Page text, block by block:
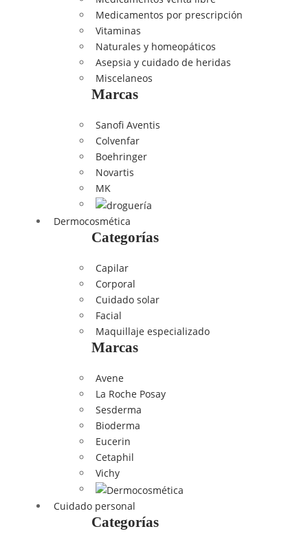
Medicamentos por prescripción
Vitaminas
Naturales y homeopáticos
Asepsia y cuidado de heridas
Miscelaneos
Marcas
Sanofi Aventis
Colvenfar
Boehringer
Novartis
MK
Dermocosmética
Categorías
Capilar
Corporal
Cuidado solar
Facial
Maquillaje especializado
Marcas
Avene
La Roche Posay
Sesderma
Bioderma
Eucerin
Cetaphil
Vichy
Cuidado personal
Categorías